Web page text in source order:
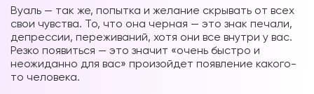
Вуаль — так же, попытка и желание скрывать от всех
свои чувства. То, что она черная — это знак печали,
депрессии, переживаний, хотя они все внутри у вас.
Резко появиться — это значит «очень быстро и
неожиданно для вас» произойдет появление какого-
то человека.